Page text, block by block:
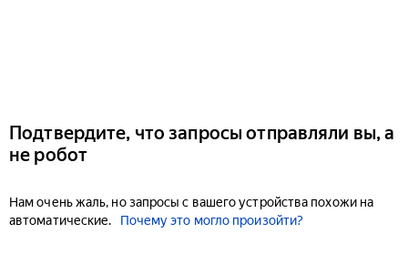
Подтвердите, что запросы отправляли вы, а
не робот
Нам очень жаль, но запросы с вашего устройства похожи на
автоматические.
Почему это могло произойти?